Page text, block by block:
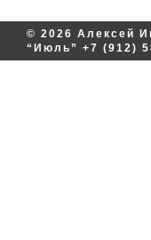
© 2026 Алексей
“Июль” +7 (912)